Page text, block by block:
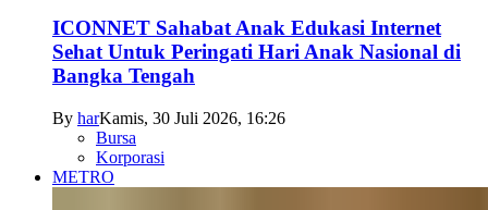
ICONNET Sahabat Anak Edukasi Internet
Sehat Untuk Peringati Hari Anak Nasional di
Bangka Tengah
By harKamis, 30 Juli 2026, 16:26
Bursa
Korporasi
METRO